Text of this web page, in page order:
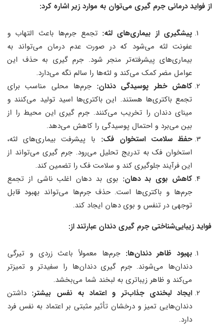
از فواید درمانی جرم‌ گیری می‌توان به موارد زیر اشاره کرد:
پیشگیری از بیماری‌های لثه: تجمع جرم‌ها باعث التهاب و
عفونت لثه می‌شود که در صورت عدم درمان می‌تواند به
بیماری‌های پیشرفته‌تر منجر شود. جرم‌ گیری به حذف این
عوامل مضر کمک می‌کند و لثه‌ها را سالم نگه می‌دارد.
کاهش خطر پوسیدگی دندان: جرم‌ها محلی مناسب برای
تجمع باکتری‌ها هستند. این باکتری‌ها اسید تولید می‌کنند و
مینای دندان را تخریب می‌کنند. جرم‌ گیری این محیط را از
بین می‌برد و احتمال پوسیدگی را کاهش می‌دهد.
حفظ سلامت استخوان فک: با پیشرفت بیماری‌های لثه،
استخوان فک به تدریج تحلیل می‌رود. جرم‌ گیری می‌تواند از
این فرآیند جلوگیری کند و سلامت فک را تضمین کند.
کاهش بوی بد دهان: بوی بد دهان اغلب ناشی از تجمع
جرم‌ها و باکتری‌ها است. حذف جرم‌ها می‌تواند بهبود قابل
توجهی در تنفس و بوی دهان ایجاد کند.
فواید زیبایی‌شناختی جرم‌ گیری دندان عبارتند از:
بهبود ظاهر دندان‌ها: جرم‌ها معمولاً باعث زردی و تیرگی
دندان‌ها می‌شوند. جرم‌ گیری دندان‌ها را سفیدتر و تمیزتر
می‌کند و ظاهر زیباتری به لبخند شما می‌بخشد.
ایجاد لبخندی جذاب‌تر و اعتماد به نفس بیشتر: داشتن
دندان‌هایی تمیز و درخشان تأثیر مثبتی بر اعتماد به نفس فرد
دارد.